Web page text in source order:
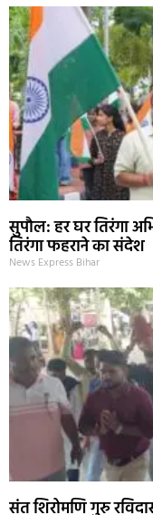
सुपौल: हर घर तिरंगा
तिरंगा फहराने का संदेश
News Express Bihar
संत शिरोमणि गुरु